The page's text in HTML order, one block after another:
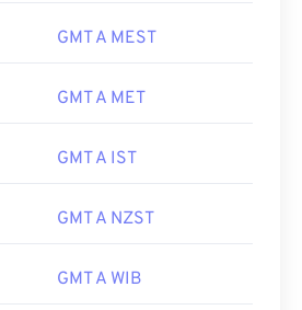
GMT A MEST
GMT A MET
GMT A IST
GMT A NZST
GMT A WIB